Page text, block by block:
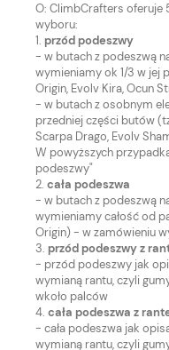
O: ClimbCrafters oferuje
wyboru:
1. przód podeszwy
- w butach z podeszwą
wymieniamy ok 1/3 w jej
Origin, Evolv Kira, Ocun
- w butach z osobnym
przedniej części butów
Scarpa Drago, Evolv
W powyższych
podeszwy"
2. cała podeszwa
- w butach z podeszwą
wymieniamy całość od
Origin) - w zamówieniu
3. przód podeszwy z
- przód podeszwy jak
wymianą rantu, czyli
wkoło palców
4. cała podeszwa z
- cała podeszwa jak
wymianą rantu, czyli